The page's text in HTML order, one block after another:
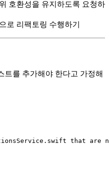
호환성을 유지하도록 요청하
로 리팩토링 수행하기
트를 추가해야 한다고 가정해